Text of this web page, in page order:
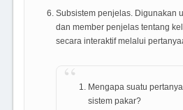
Subsistem penjelas. Digunakan
dan member penjelas tentang
secara interaktif melalui
Mengapa suatu
sistem pakar?